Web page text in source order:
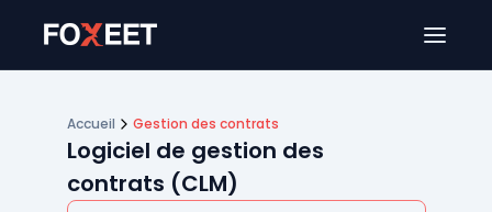
Accueil Gestion des contrats
Logiciel de gestion des
contrats (CLM)